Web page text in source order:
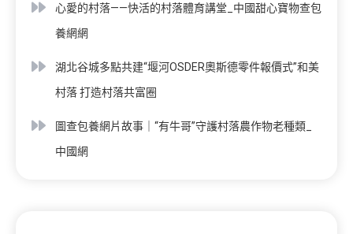
心愛的村落——快活的村落體育講堂_中國甜心寶物查包
養網網
湖北谷城多點共建“堰河OSDER奧斯德零件報價式”和美
村落 打造村落共富圈
圖查包養網片故事｜“有牛哥”守護村落農作物老種類_
中國網